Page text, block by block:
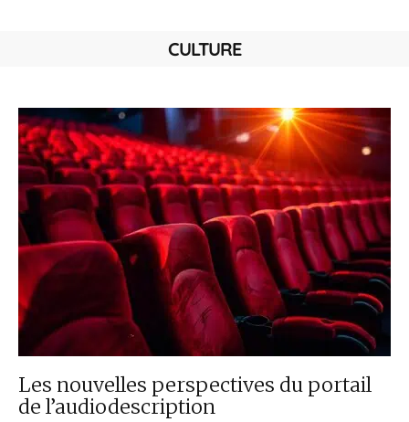
CULTURE
Les nouvelles perspectives du portail
de l’audiodescription